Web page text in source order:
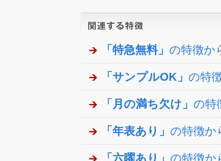
「特急無料」 の特徴か
「サンプルOK」 の特
「月の満ち欠け」 の特
「年表あり」 の特徴か
「六曜あり」 の特徴か